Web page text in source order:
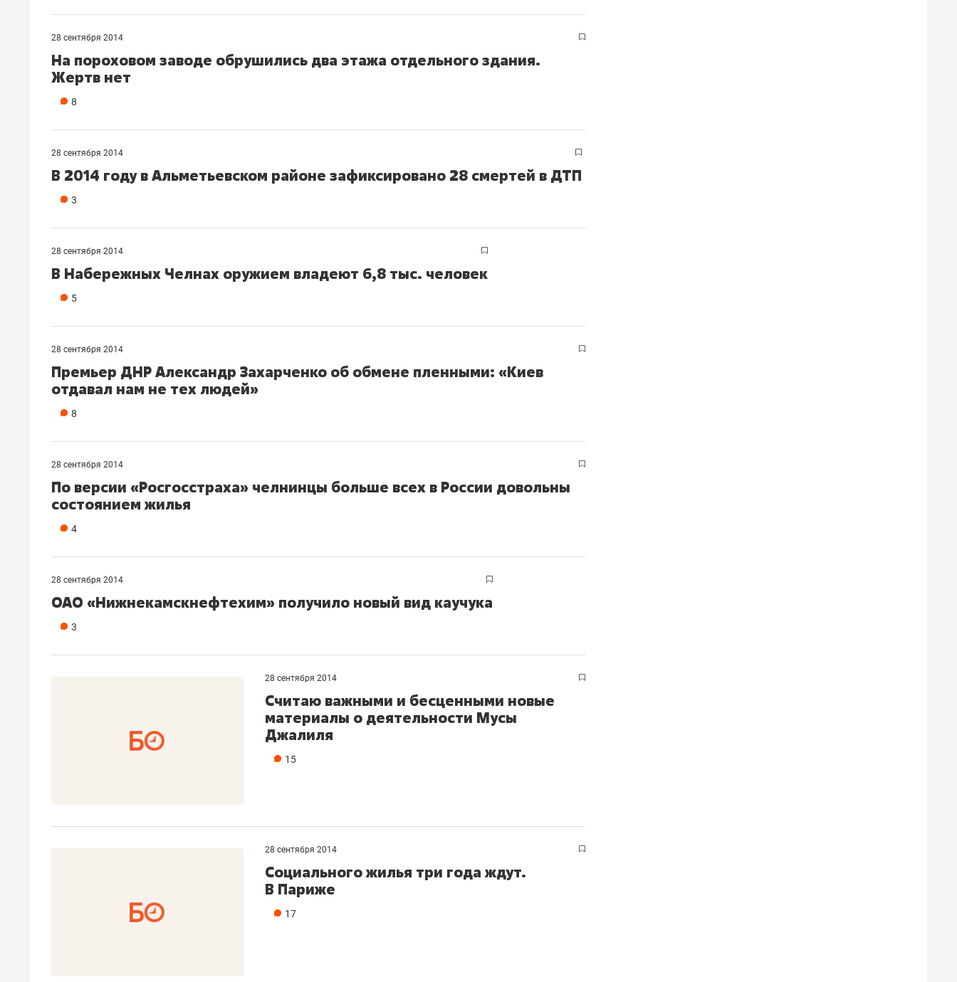
28 сентября 2014
На пороховом заводе обрушились два этажа отдельного здания.
Жертв нет
8
28 сентября 2014
В 2014 году в Альметьевском районе зафиксировано 28 смертей в ДТП
3
28 сентября 2014
В Набережных Челнах оружием владеют 6,8 тыс. человек
5
28 сентября 2014
Премьер ДНР Александр Захарченко об обмене пленными: «Киев
отдавал нам не тех людей»
8
28 сентября 2014
По версии «Росгосстраха» челнинцы больше всех в России довольны
состоянием жилья
4
28 сентября 2014
ОАО «Нижнекамскнефтехим» получило новый вид каучука
3
28 сентября 2014
Считаю важными и бесценными новые
материалы о деятельности Мусы
Джалиля
15
28 сентября 2014
Социального жилья три года ждут.
В Париже
17